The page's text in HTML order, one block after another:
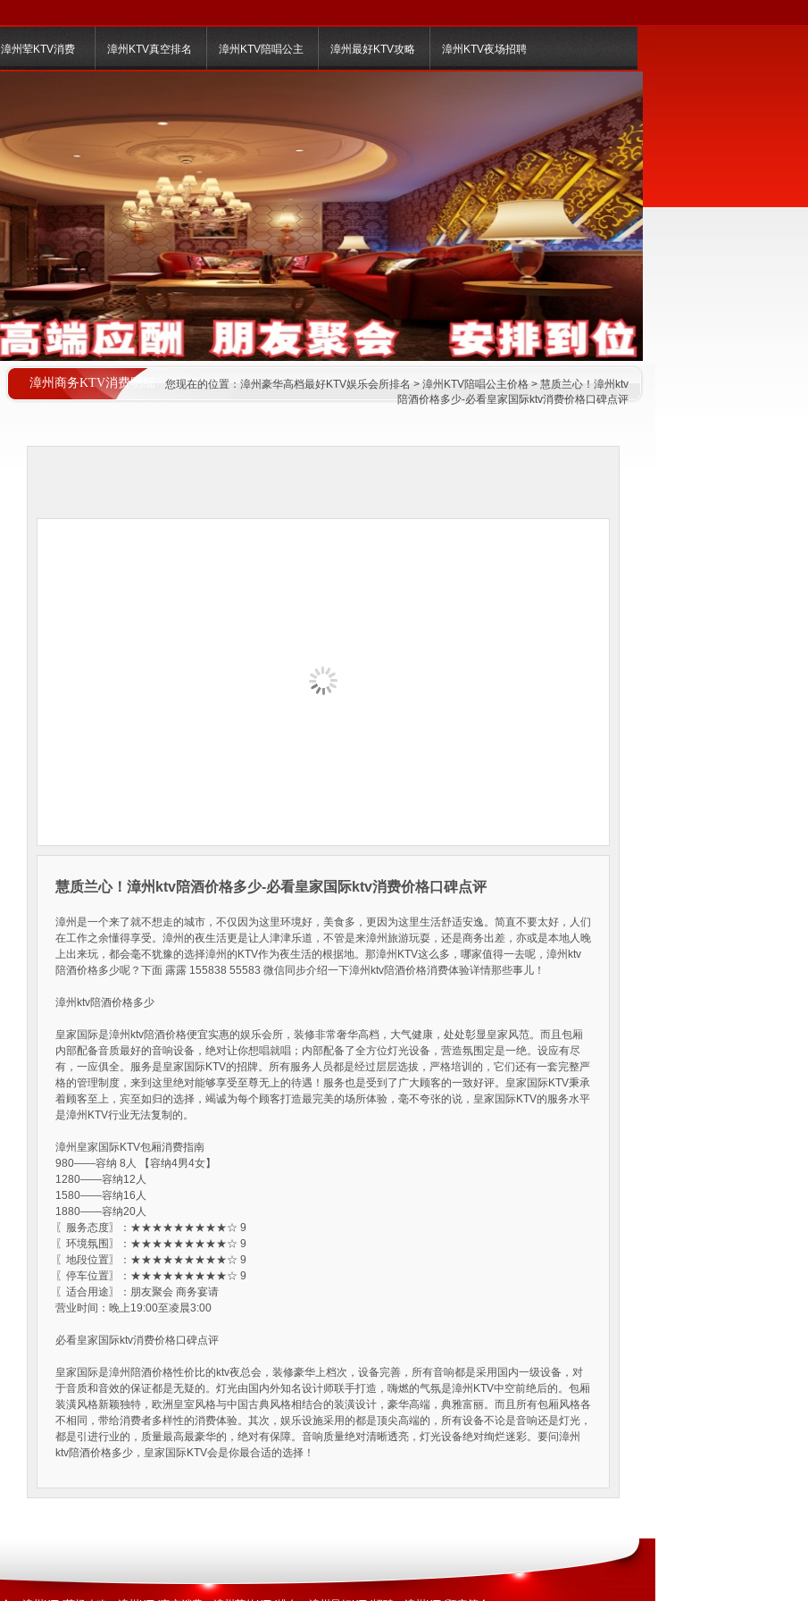
漳州荤KTV消费 漳州KTV真空排名 漳州KTV陪唱公主 漳州最好KTV攻略 漳州KTV夜场招聘
漳州商务KTV消费明细 您现在的位置： 漳州豪华高档最好KTV娱乐会所排名 > 漳州KTV陪唱公主价格 > 慧质兰心！漳州ktv
陪酒价格多少-必看皇家国际ktv消费价格口碑点评
慧质兰心！漳州ktv陪酒价格多少-必看皇家国际ktv消费价格口碑点评
漳州是一个来了就不想走的城市，不仅因为这里环境好，美食多，更因为这里生活舒适安逸。简直不要太好，人们
在工作之余懂得享受。漳州的夜生活更是让人津津乐道，不管是来漳州旅游玩耍，还是商务出差，亦或是本地人晚
上出来玩，都会毫不犹豫的选择漳州的KTV作为夜生活的根据地。那漳州KTV这么多，哪家值得一去呢，漳州ktv
陪酒价格多少呢？下面 露露 155838 55583 微信同步介绍一下漳州ktv陪酒价格消费体验详情那些事儿！
漳州ktv陪酒价格多少
皇家国际是漳州ktv陪酒价格便宜实惠的娱乐会所，装修非常奢华高档，大气健康，处处彰显皇家风范。而且包厢
内部配备音质最好的音响设备，绝对让你想唱就唱；内部配备了全方位灯光设备，营造氛围定是一绝。设应有尽
有，一应俱全。服务是皇家国际KTV的招牌。所有服务人员都是经过层层选拔，严格培训的，它们还有一套完整严
格的管理制度，来到这里绝对能够享受至尊无上的待遇！服务也是受到了广大顾客的一致好评。皇家国际KTV秉承
着顾客至上，宾至如归的选择，竭诚为每个顾客打造最完美的场所体验，毫不夸张的说，皇家国际KTV的服务水平
是漳州KTV行业无法复制的。
漳州皇家国际KTV包厢消费指南
980——容纳 8人 【容纳4男4女】
1280——容纳12人
1580——容纳16人
1880——容纳20人
〖服务态度〗：★★★★★★★★★☆ 9
〖环境氛围〗：★★★★★★★★★☆ 9
〖地段位置〗：★★★★★★★★★☆ 9
〖停车位置〗：★★★★★★★★★☆ 9
〖适合用途〗：朋友聚会 商务宴请
营业时间：晚上19:00至凌晨3:00
必看皇家国际ktv消费价格口碑点评
皇家国际是漳州陪酒价格性价比的ktv夜总会，装修豪华上档次，设备完善，所有音响都是采用国内一级设备，对
于音质和音效的保证都是无疑的。灯光由国内外知名设计师联手打造，嗨燃的气氛是漳州KTV中空前绝后的。包厢
装潢风格新颖独特，欧洲皇室风格与中国古典风格相结合的装潢设计，豪华高端，典雅富丽。而且所有包厢风格各
不相同，带给消费者多样性的消费体验。其次，娱乐设施采用的都是顶尖高端的，所有设备不论是音响还是灯光，
都是引进行业的，质量最高最豪华的，绝对有保障。音响质量绝对清晰透亮，灯光设备绝对绚烂迷彩。要问漳州
ktv陪酒价格多少，皇家国际KTV会是你最合适的选择！